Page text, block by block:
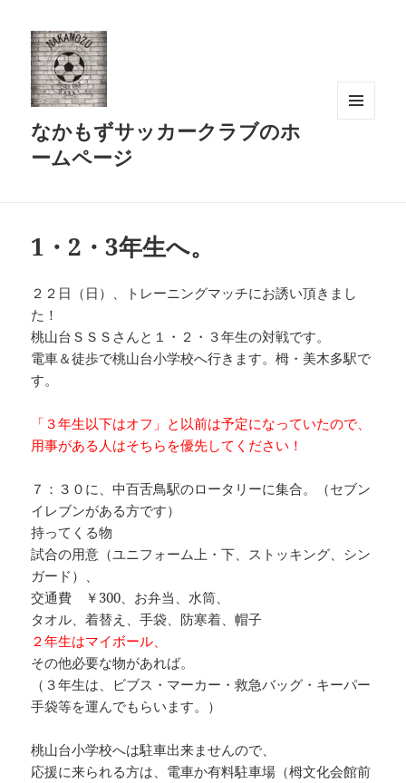
なかもずサッカークラブのホ
ームページ
1・2・3年生へ。
２２日（日）、トレーニングマッチにお誘い頂きまし
た！
桃山台ＳＳＳさんと１・２・３年生の対戦です。
電車＆徒歩で桃山台小学校へ行きます。栂・美木多駅で
す。
「３年生以下はオフ」と以前は予定になっていたので、
用事がある人はそちらを優先してください！
７：３０に、中百舌鳥駅のロータリーに集合。（セブン
イレブンがある方です）
持ってくる物
試合の用意（ユニフォーム上・下、ストッキング、シン
ガード）、
交通費 ￥300、お弁当、水筒、
タオル、着替え、手袋、防寒着、帽子
２年生はマイボール、
その他必要な物があれば。
（３年生は、ビブス・マーカー・救急バッグ・キーパー
手袋等を運んでもらいます。）
桃山台小学校へは駐車出来ませんので、
応援に来られる方は、電車か有料駐車場（栂文化会館前